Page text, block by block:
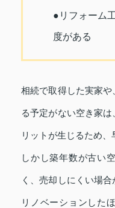
●リフォーム
度がある
相続で取得した実家
る予定がない空き家
リットが生じるため、
しかし築年数が古い
く、売却しにくい場
リノベーションした